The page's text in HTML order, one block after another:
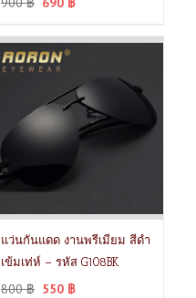
แว่นกันแดด งานพรีเมียม สีดำ
เข้มเท่ห์ – รหัส G108BK
800฿ 550 ฿